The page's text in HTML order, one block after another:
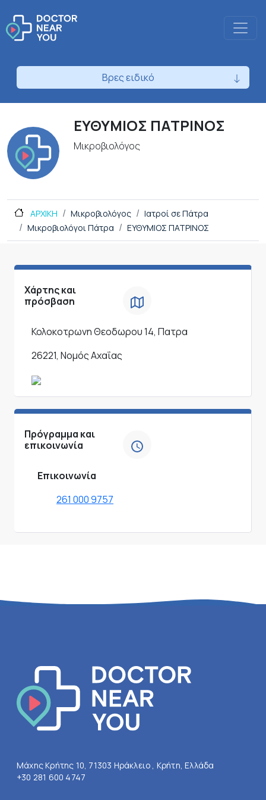
Βρες ειδικό
ΕΥΘΥΜΙΟΣ ΠΑΤΡΙΝΟΣ
Μικροβιολόγος
ΑΡΧΙΚΗ Μικροβιολόγος
Ιατροί σε Πάτρα
Μικροβιολόγοι Πάτρα
ΕΥΘΥΜΙΟΣ ΠΑΤΡΙΝΟΣ
Χάρτης και
πρόσβαση
Κολοκοτρωνη Θεοδωρου 14, Πατρα
26221, Νομός Αχαΐας
Πρόγραμμα και
επικοινωνία
Επικοινωνία
261 000 9757
Μάχης Κρήτης 10, 71303 Ηράκλειο , Κρήτη, Ελλάδα
+30 281 600 4747